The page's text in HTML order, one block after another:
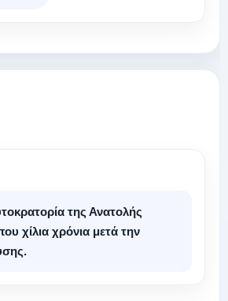
της Ανατολής
χίλια χρόνια μετά την